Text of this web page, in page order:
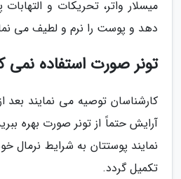
میسلار واتر، تحریکات و
دهد و پوست را نرم و لطیف می
تونر صورت استفاده نمی
کارشناسان توصیه می نمایند بعد
آرایش حتماً از تونر صورت بهره
نمایند پوستتان به شرایط نرمال
تکمیل گردد.